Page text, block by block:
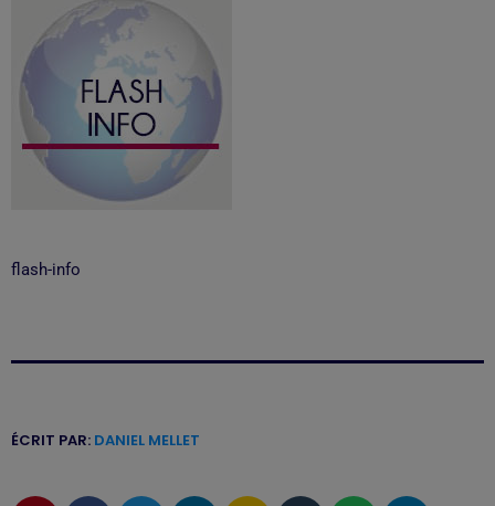
flash-info
ÉCRIT PAR: DANIEL MELLET